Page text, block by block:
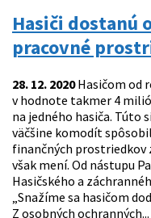
Hasiči dostanú
pracovné
28. 12. 2020Hasičom od
v hodnote takmer 4
na jedného hasiča. Túto
väčšine komodít
finančných prostriedkov
však mení. Od nástupu
Hasičského a
„Snažíme sa hasičom
Z osobných ochranných...